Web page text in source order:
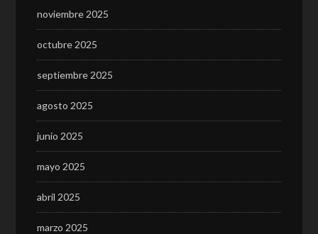
noviembre 2025
octubre 2025
septiembre 2025
agosto 2025
junio 2025
mayo 2025
abril 2025
marzo 2025